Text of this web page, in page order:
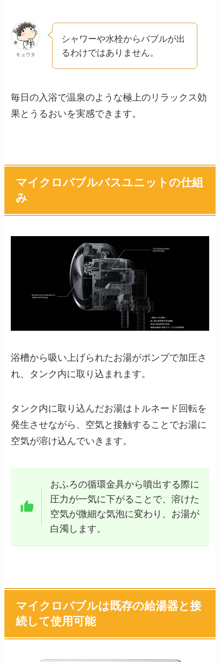
キュウタ
シャワーや水栓からバブルが出
るわけではありません。
毎日の入浴で温泉のような極上のリラックス効
果とうるおいを実感できます。
マイクロバブルバスユニットの仕組
み
浴槽から吸い上げられたお湯がポンプで加圧さ
れ、タンク内に取り込まれます。
タンク内に取り込んだお湯はトルネード回転を
発生させながら、空気と接触することでお湯に
空気が溶け込んでいきます。
おふろの循環金具から噴出する際に
圧力が一気に下がることで、溶けた
空気が微細な気泡に変わり、お湯が
白濁します。
マイクロバブルは既存の給湯器と接
続して使用可能